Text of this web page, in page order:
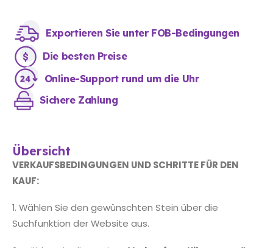
Exportieren Sie unter FOB-Bedingungen
Die besten Preise
Online-Support rund um die Uhr
Sichere Zahlung
Übersicht
VERKAUFSBEDINGUNGEN UND SCHRITTE FÜR DEN
KAUF:
1. Wählen Sie den gewünschten Stein über die
Suchfunktion der Website aus.